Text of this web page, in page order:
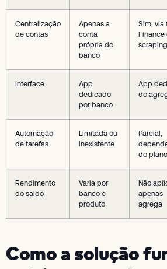
Centralização
de contas
Apenas a
conta
própria do
banco
Sim, via
Finance
scraping
Interface
App
dedicado
por banco
App
do
Automação
de tarefas
Limitada ou
inexistente
Parcial,
do plano
Rendimento
do saldo
Varia por
banco e
produto
Não
apenas
agrega
Como a solução